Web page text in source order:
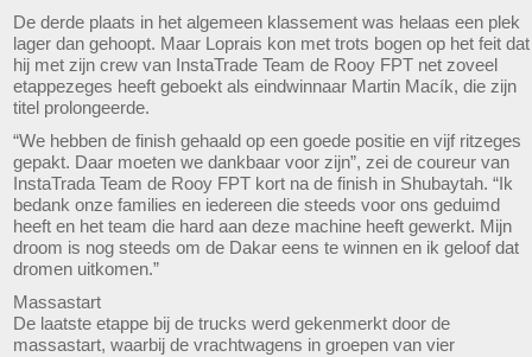
De derde plaats in het algemeen klassement was helaas een plek
lager dan gehoopt. Maar Loprais kon met trots bogen op het feit dat
hij met zijn crew van InstaTrade Team de Rooy FPT net zoveel
etappezeges heeft geboekt als eindwinnaar Martin Macík, die zijn
titel prolongeerde.
“We hebben de finish gehaald op een goede positie en vijf ritzeges
gepakt. Daar moeten we dankbaar voor zijn”, zei de coureur van
InstaTrada Team de Rooy FPT kort na de finish in Shubaytah. “Ik
bedank onze families en iedereen die steeds voor ons geduimd
heeft en het team die hard aan deze machine heeft gewerkt. Mijn
droom is nog steeds om de Dakar eens te winnen en ik geloof dat
dromen uitkomen.”
Massastart
De laatste etappe bij de trucks werd gekenmerkt door de
massastart, waarbij de vrachtwagens in groepen van vier